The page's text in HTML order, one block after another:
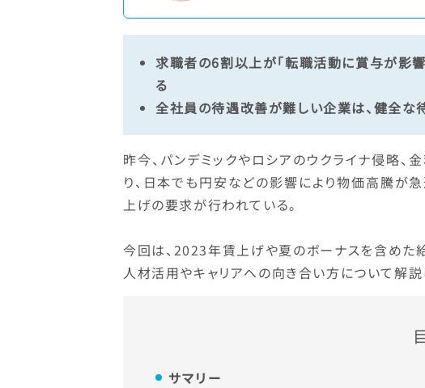
求職者の6割以上が「転職活動に賞与が影
る
全社員の待遇改善が難しい企業は、健全な
昨今、パンデミックやロシアのウクライナ侵略
り、日本でも円安などの影響により物価高騰が
上げの要求が行われている。
今回は、2023年賃上げや夏のボーナスを含めた
人材活用やキャリアへの向き合い方について解説
サマリー